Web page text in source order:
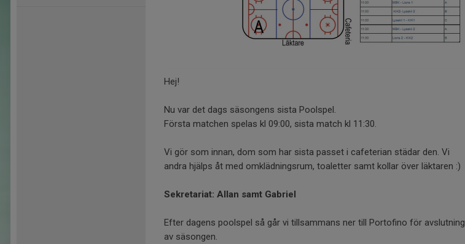
Hej!
Nu var det dags säsongens sista Poolspel.
Första matchen spelas kl 09:00, sista match kl 11:30.
Vi gör som innan, dom som har sista passet i cafeterian städar den. Vi
andra hjälps åt med omklädningsrum, toaletter samt kollar över läktaren :)
Sekretariat: Allan samt Gabriel
Efter dagens poolspel så går vi tillsammans ner till Portofino för avslutning
av säsongen.